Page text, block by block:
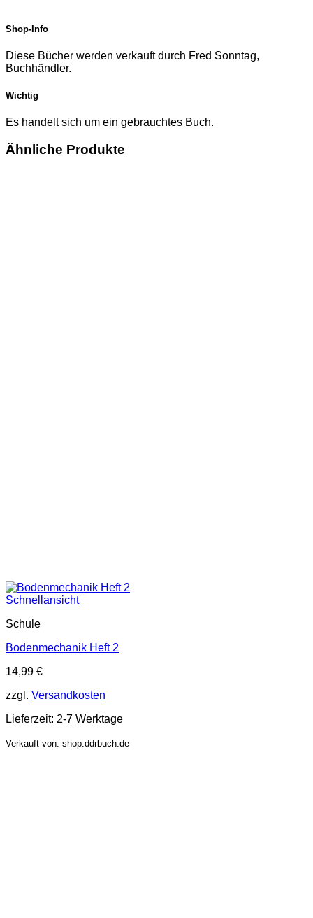
Shop-Info
Diese Bücher werden verkauft durch Fred Sonntag,
Buchhändler.
Wichtig
Es handelt sich um ein gebrauchtes Buch.
Ähnliche Produkte
Schnellansicht
Schule
Bodenmechanik Heft 2
14,99 €
zzgl. Versandkosten
Lieferzeit: 2-7 Werktage
Verkauft von: shop.ddrbuch.de